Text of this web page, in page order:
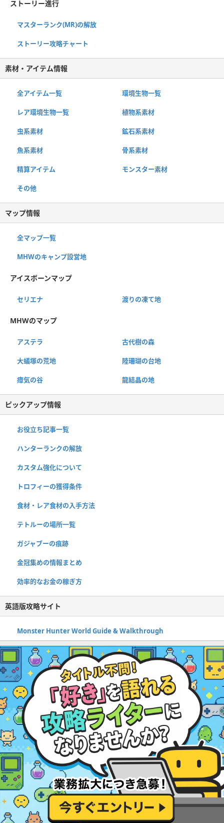
ストーリー進行
マスターランク(MR)の解放
ストーリー攻略チャート
素材・アイテム情報
全アイテム一覧 環境生物一覧
レア環境生物一覧 植物系素材
虫系素材 鉱石系素材
魚系素材 骨系素材
精算アイテム モンスター素材
その他
マップ情報
全マップ一覧
MHWのキャンプ設営地
アイスボーンマップ
セリエナ 渡りの凍て地
MHWのマップ
アステラ 古代樹の森
大蟻塚の荒地 陸珊瑚の台地
瘴気の谷 龍結晶の地
ピックアップ情報
お役立ち記事一覧
ハンターランクの解放
カスタム強化について
トロフィーの獲得条件
食材・レア食材の入手方法
テトルーの場所一覧
ガジャブーの痕跡
金冠集めの情報まとめ
効率的なお金の稼ぎ方
英語版攻略サイト
Monster Hunter World Guide & Walkthrough